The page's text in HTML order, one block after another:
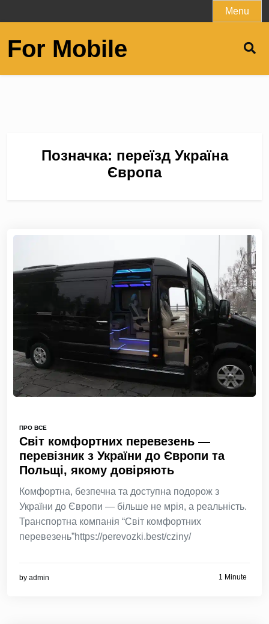
to
Menu
For Mobile
Позначка: переїзд Україна
Європа
ПРО ВСЕ
Світ комфортних перевезень —
перевізник з України до Європи та
Польщі, якому довіряють
Комфортна, безпечна та доступна подорож з
України до Європи — більше не мрія, а реальність.
Транспортна компанія “Світ комфортних
перевезень”https://perevozki.best/cziny/
by admin 1 Minute